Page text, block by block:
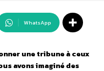
WhatsApp
une tribune à ceux
avons imaginé des